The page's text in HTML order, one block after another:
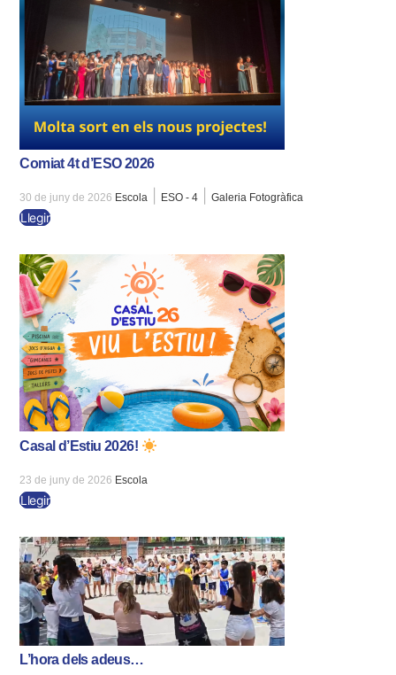
Comiat 4t d’ESO 2026
30 de juny de 2026 Escola ESO - 4 |Galeria Fotogràfica
Llegir
Casal d’Estiu 2026!
23 de juny de 2026 Escola
Llegir
L’hora dels adeus…